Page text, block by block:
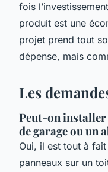
fois
produit est une
projet prend tout
dépense, mais
Les
Peut-on installer
de garage ou un
Oui, il est tout à
panneaux sur un